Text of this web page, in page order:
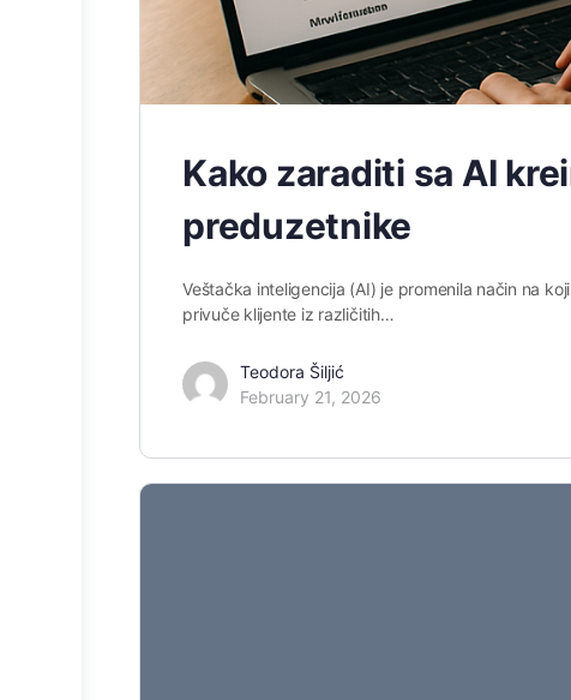
Kako zaraditi sa AI
preduzetnike
Veštačka inteligencija (AI) je promenila način na
privuče klijente iz različitih…
Teodora Šiljić
February 21, 2026